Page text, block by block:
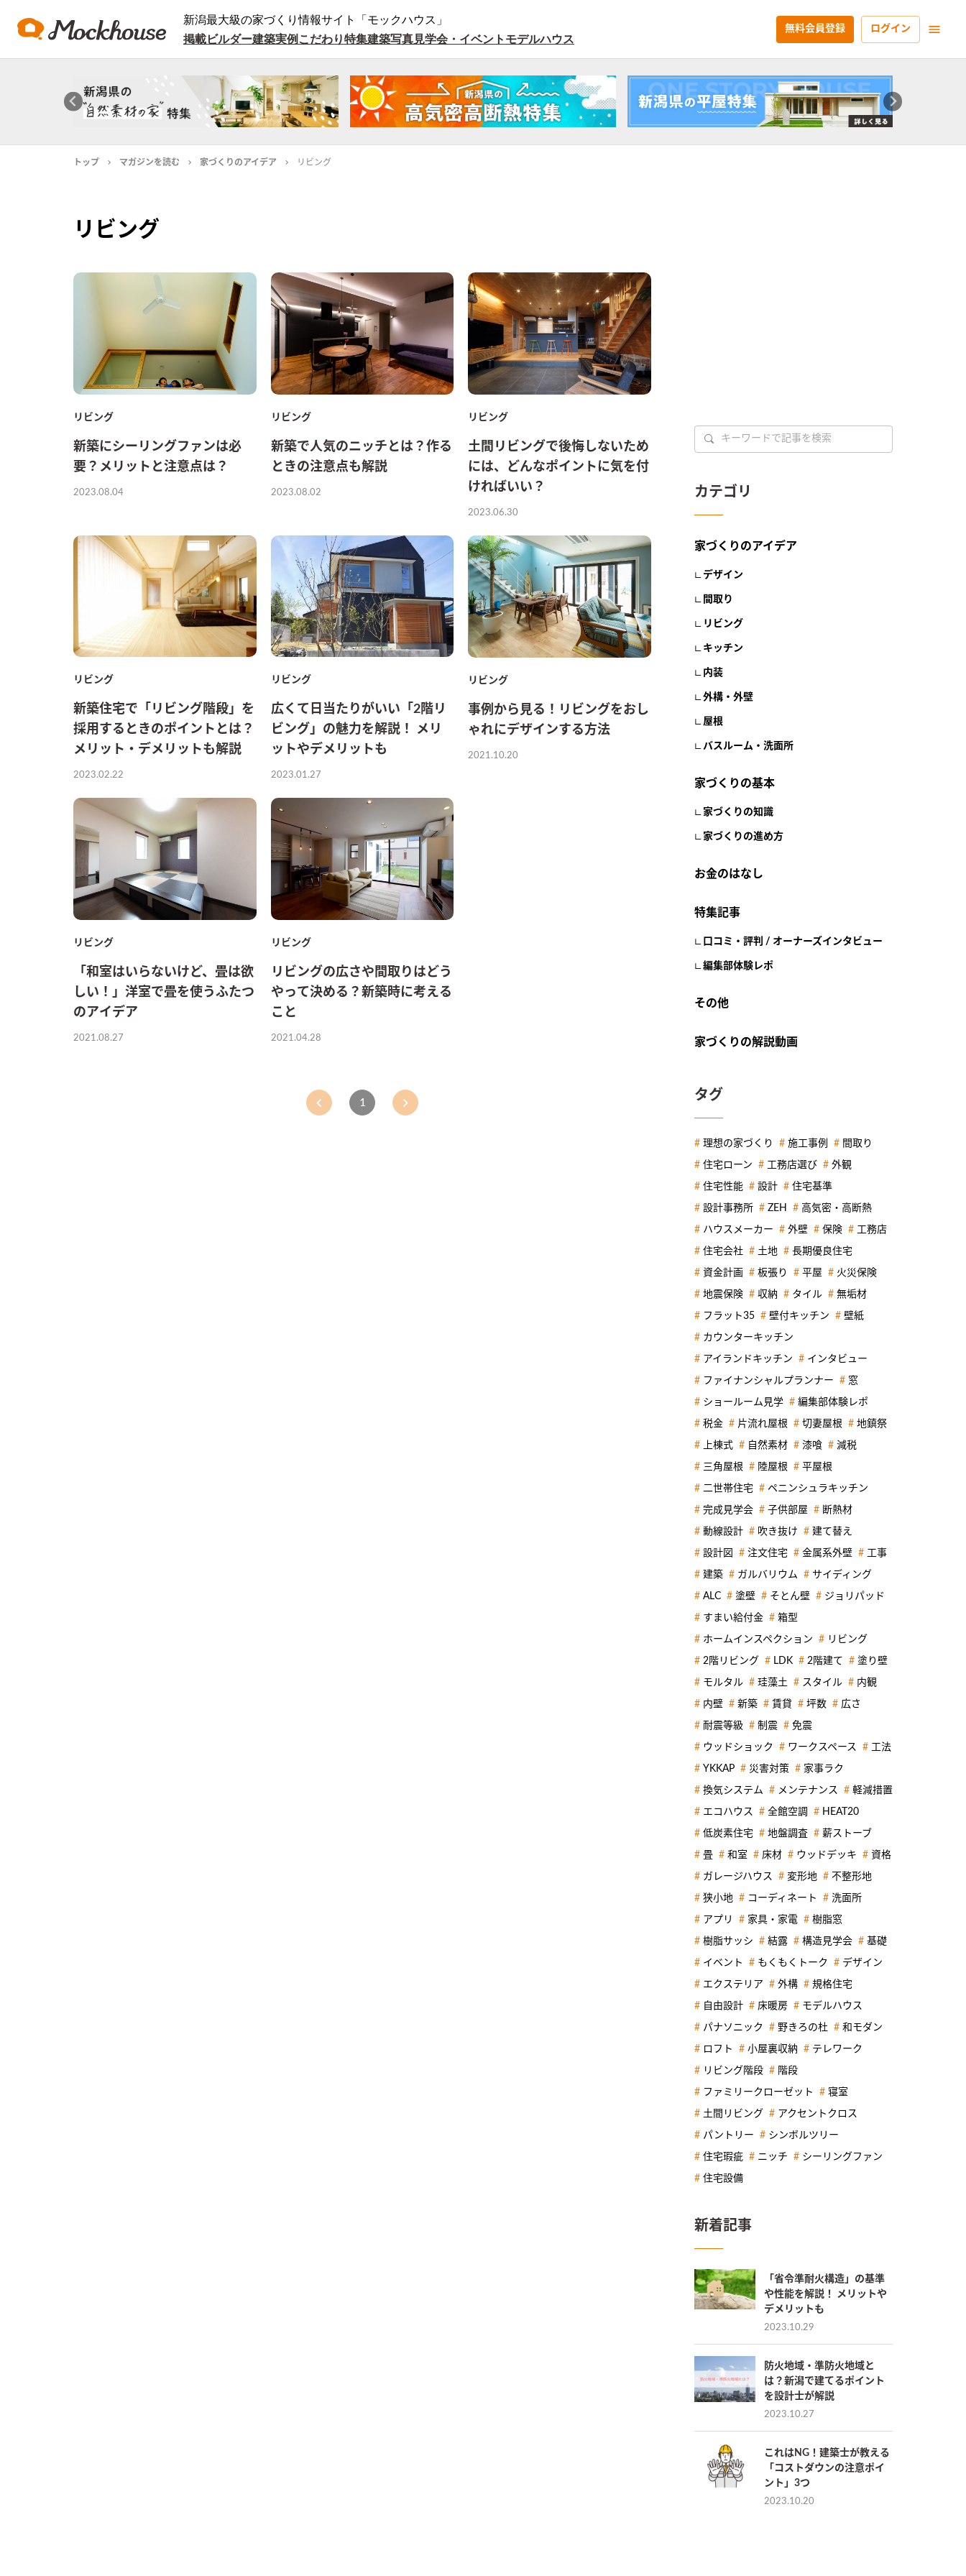
新潟最大級の家づくり情報サイト「モックハウス」
掲載ビルダー建築実例 こだわり特集建築写真見学会・イベント モデルハウス
無料会員登録 ログイン
トップ マガジンを読む 家づくりのアイデア リビング
リビング
リビング
新築にシーリングファンは必
要？メリットと注意点は？
2023.08.04
リビング
新築で人気のニッチとは？作る
ときの注意点も解説
2023.08.02
リビング
土間リビングで後悔しないため
には、どんなポイントに気を付
ければいい？
2023.06.30
リビング
新築住宅で「リビング階段」を
採用するときのポイントとは？
メリット・デメリットも解説
2023.02.22
リビング
広くて日当たりがいい「2階リ
ビング」の魅力を解説！ メリ
ットやデメリットも
2023.01.27
リビング
事例から見る！リビングをおし
ゃれにデザインする方法
2021.10.20
リビング
「和室はいらないけど、畳は欲
しい！」洋室で畳を使うふたつ
のアイデア
2021.08.27
リビング
リビングの広さや間取りはどう
やって決める？新築時に考える
こと
2021.04.28
1
カテゴリ
家づくりのアイデア
デザイン
間取り
リビング
キッチン
内装
外構・外壁
屋根
バスルーム・洗面所
家づくりの基本
家づくりの知識
家づくりの進め方
お金のはなし
特集記事
口コミ・評判 / オーナーズインタビュー
編集部体験レポ
その他
家づくりの解説動画
タグ
理想の家づくり 施工事例 間取り
住宅ローン 工務店選び 外観
住宅性能 設計 住宅基準
設計事務所 ZEH 高気密・高断熱
ハウスメーカー 外壁 保険 工務店
住宅会社 土地 長期優良住宅
資金計画 板張り 平屋 火災保険
地震保険 収納 タイル 無垢材
フラット35 壁付キッチン 壁紙
カウンターキッチン
アイランドキッチン インタビュー
ファイナンシャルプランナー 窓
ショールーム見学 編集部体験レポ
税金 片流れ屋根 切妻屋根 地鎮祭
上棟式 自然素材 漆喰 減税
三角屋根 陸屋根 平屋根
二世帯住宅 ペニンシュラキッチン
完成見学会 子供部屋 断熱材
動線設計 吹き抜け 建て替え
設計図 注文住宅 金属系外壁 工事
建築 ガルバリウム サイディング
ALC 塗壁 そとん壁 ジョリパッド
すまい給付金 箱型
ホームインスペクション リビング
2階リビング LDK 2階建て 塗り壁
モルタル 珪藻土 スタイル 内観
内壁 新築 賃貸 坪数 広さ
耐震等級 制震 免震
ウッドショック ワークスペース 工法
YKKAP 災害対策 家事ラク
換気システム メンテナンス 軽減措置
エコハウス 全館空調 HEAT20
低炭素住宅 地盤調査 薪ストーブ
畳 和室 床材 ウッドデッキ 資格
ガレージハウス 変形地 不整形地
狭小地 コーディネート 洗面所
アプリ 家具・家電 樹脂窓
樹脂サッシ 結露 構造見学会 基礎
イベント もくもくトーク デザイン
エクステリア 外構 規格住宅
自由設計 床暖房 モデルハウス
パナソニック 野きろの杜 和モダン
ロフト 小屋裏収納 テレワーク
リビング階段 階段
ファミリークローゼット 寝室
土間リビング アクセントクロス
パントリー シンボルツリー
住宅瑕疵 ニッチ シーリングファン
住宅設備
新着記事
「省令準耐火構造」の基準
や性能を解説！ メリットや
デメリットも
2023.10.29
防火地域・準防火地域と
は？新潟で建てるポイント
を設計士が解説
2023.10.27
これはNG！建築士が教える
「コストダウンの注意ポイ
ント」3つ
2023.10.20